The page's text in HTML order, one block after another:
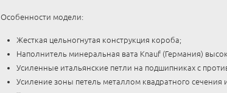
Особенности модели:
Жесткая цельногнутая конструкция короба;
Наполнитель минеральная вата Knauf (Германия)
Усиленные итальянские петли на подшипниках с
Усиление зоны петель металлом квадратного сечения